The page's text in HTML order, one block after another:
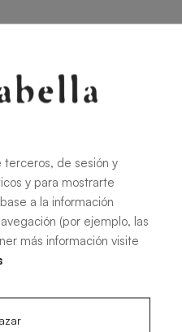
terceros, de sesión y
y para mostrarte
a la información
(por ejemplo, las
más información visite